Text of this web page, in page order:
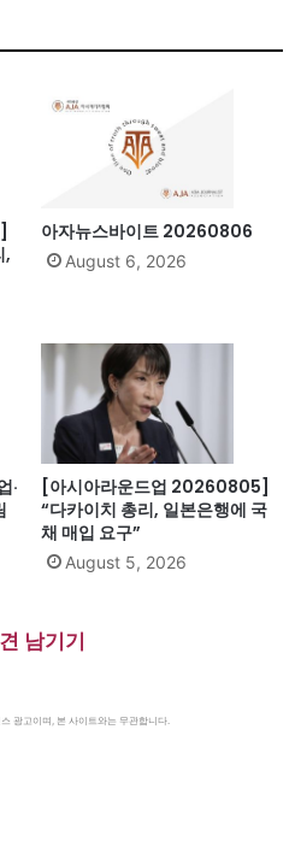
,
아자뉴스바이트 20260806
August 6, 2026
·
[아시아라운드업 20260805]
“다카이치 총리, 일본은행에 국
채 매입 요구”
August 5, 2026
남기기
광고이며, 본 사이트와는 무관합니다.